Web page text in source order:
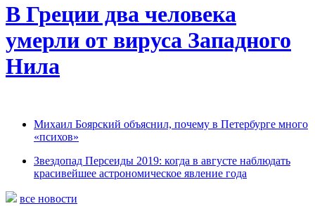
В Греции два человека
умерли от вируса Западного
Нила
Михаил Боярский объяснил, почему в Петербурге много
«психов»
Звездопад Персеиды 2019: когда в августе наблюдать
красивейшее астрономическое явление года
все новости